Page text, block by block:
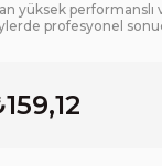
yüksek
profesyonel